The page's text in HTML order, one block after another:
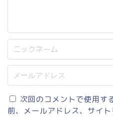
次回のコメントで使用す
前、メールアドレス、サイト